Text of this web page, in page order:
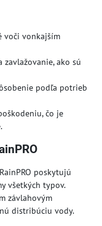
voči vonkajším
ako sú
podľa potrieb
čo je
poskytujú
všetkých typov.
závlahovým
distribúciu vody.